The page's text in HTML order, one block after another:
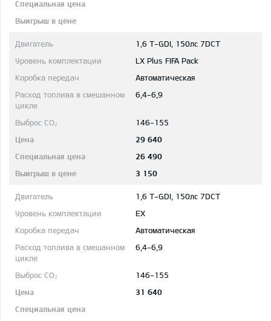
1,6 T-GDI, 150лс 7DCT
LX Plus FIFA Pack
Автоматическая
6,4-6,9
146-155
29 640
26 490
3 150
1,6 T-GDI, 150лс 7DCT
EX
Автоматическая
6,4-6,9
146-155
31 640